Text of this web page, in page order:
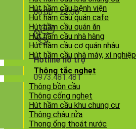
08:00 - 22:00
Hotline hỗ trợ
0973.481.481
Hút hầm cầu bệnh viện
Hút hầm cầu quán cafe
Hút hầm cầu quán ăn
Hút hầm cầu nhà hàng
Hút hầm cầu cơ quán nhậu
Hút hầm cầu nhà máy, xí nghiệp
Thông tắc nghẹt
Thông bồn cầu
Thông cống nghẹt
Hút hầm cầu khu chung cư
Thông chậu rửa
Thong ống thoát nước